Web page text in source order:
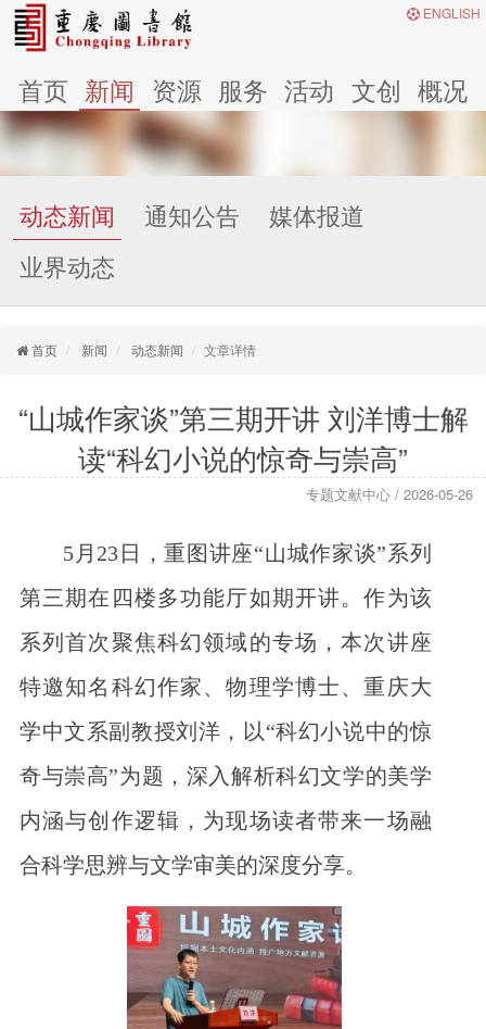
ENGLISH
首页 新闻 资源 服务 活动 文创 概况
动态新闻 通知公告
媒体报道
业界动态
首页 新闻 动态新闻 文章详情
“山城作家谈”第三期开讲 刘洋博士解
读“科幻小说的惊奇与崇高”
专题文献中心 / 2026-05-26
5月23日，重图讲座“山城作家谈”系列
第三期在四楼多功能厅如期开讲。作为该
系列首次聚焦科幻领域的专场，本次讲座
特邀知名科幻作家、物理学博士、重庆大
学中文系副教授刘洋，以“科幻小说中的惊
奇与崇高”为题，深入解析科幻文学的美学
内涵与创作逻辑，为现场读者带来一场融
合科学思辨与文学审美的深度分享。